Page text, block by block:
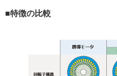
■特徴の比較